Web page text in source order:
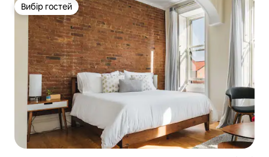
Вибір гостей
Вибір гостей